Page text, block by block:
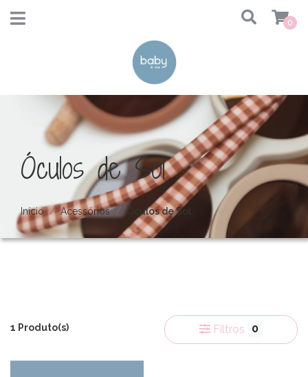
0
Óculos de Sol
Início Acessórios Óculos de Sol
1 Produto(s) Filtros 0